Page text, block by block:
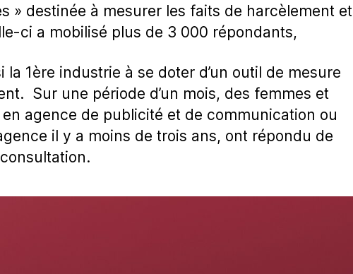
» destinée à mesurer les faits de harcèlement et
ci a mobilisé plus de 3 000 répondants,
1ère industrie à se doter d’un outil de mesure
Sur une période d’un mois, des femmes et
agence de publicité et de communication ou
il y a moins de trois ans, ont répondu de